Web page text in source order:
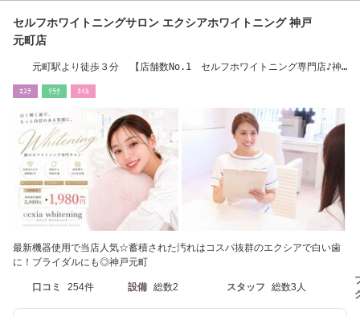
セルフホワイトニングサロン エクシアホワイトニング 神戸
元町店
元町駅より徒歩３分 【店舗数No.1 セルフホワイトニング専門店♪神
ｴｽﾃ ﾘﾗｸ ﾈｲﾙ
最新機器使用で当店人気☆蓄積された汚れはコスパ抜群のエクシアで白い歯
に！ブライダルにも◎神戸元町
口コミ 254件 設備 総数2 スタッフ 総数3人